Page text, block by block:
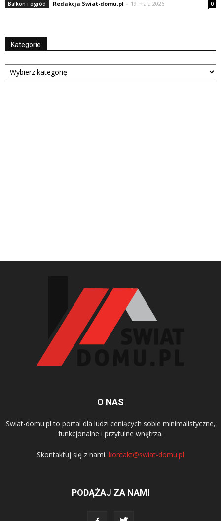
Balkon i ogród Redakcja Swiat-domu.pl - 19 maja 2026 0
Kategorie
Kategorie
O NAS
Swiat-domu.pl to portal dla ludzi ceniących sobie minimalistyczne,
funkcjonalne i przytulne wnętrza.
Skontaktuj się z nami: kontakt@swiat-domu.pl
PODĄŻAJ ZA NAMI